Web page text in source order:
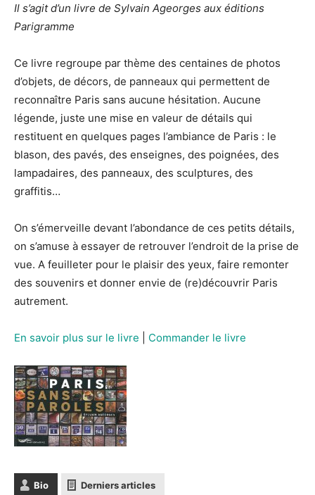
Il s’agit d’un livre de Sylvain Ageorges aux éditions
Parigramme
Ce livre regroupe par thème des centaines de photos
d’objets, de décors, de panneaux qui permettent de
reconnaître Paris sans aucune hésitation. Aucune
légende, juste une mise en valeur de détails qui
restituent en quelques pages l’ambiance de Paris : le
blason, des pavés, des enseignes, des poignées, des
lampadaires, des panneaux, des sculptures, des
graffitis…
On s’émerveille devant l’abondance de ces petits détails,
on s’amuse à essayer de retrouver l’endroit de la prise de
vue. A feuilleter pour le plaisir des yeux, faire remonter
des souvenirs et donner envie de (re)découvrir Paris
autrement.
En savoir plus sur le livre Commander le livre
Bio Derniers articles